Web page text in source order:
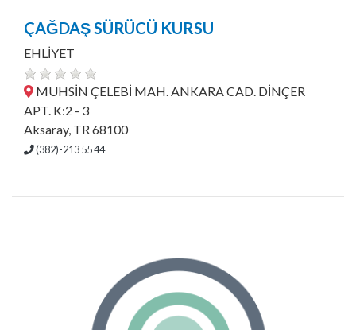
ÇAĞDAŞ SÜRÜCÜ KURSU
EHLİYET
MUHSİN ÇELEBİ MAH. ANKARA CAD. DİNÇER
APT. K:2 - 3
Aksaray, TR 68100
(382)-213 55 44